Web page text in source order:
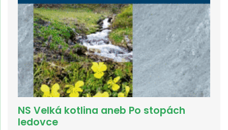
NS Velká kotlina aneb Po stopách
ledovce